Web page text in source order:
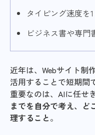
タイピング速度を
ビジネス書や専
近年は、Webサイト制
活用することで短期間
重要なのは、AIに任せ
までを自分で考え、ど
理すること。